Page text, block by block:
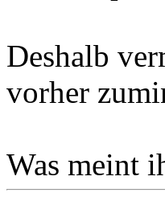
Deshalb
vorher
Was meint